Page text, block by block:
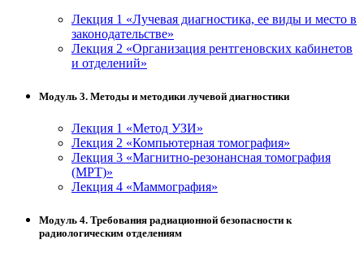
Лекция 1 «Лучевая диагностика, ее виды и место в
законодательстве»
Лекция 2 «Организация рентгеновских кабинетов
и отделений»
Модуль 3. Методы и методики лучевой диагностики
Лекция 1 «Метод УЗИ»
Лекция 2 «Компьютерная томография»
Лекция 3 «Магнитно-резонансная томография
(МРТ)»
Лекция 4 «Маммография»
Модуль 4. Требования радиационной безопасности к
радиологическим отделениям